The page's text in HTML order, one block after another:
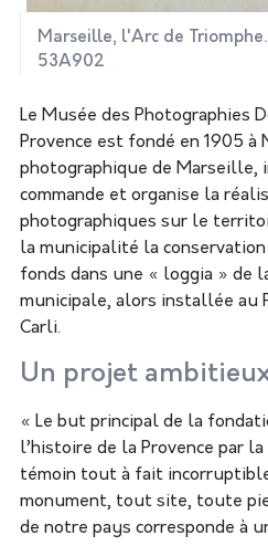
Marseille, l'Arc de
53A902
Le Musée des Photographies
Provence est fondé en 1905 à
photographique de Marseille,
commande et organise la
photographiques sur le
la municipalité la
fonds dans une « loggia » de
municipale, alors installée au
Carli.
Un projet
« Le but principal de la
l’histoire de la Provence par
témoin tout à fait
monument, tout site, toute
de notre pays corresponde à